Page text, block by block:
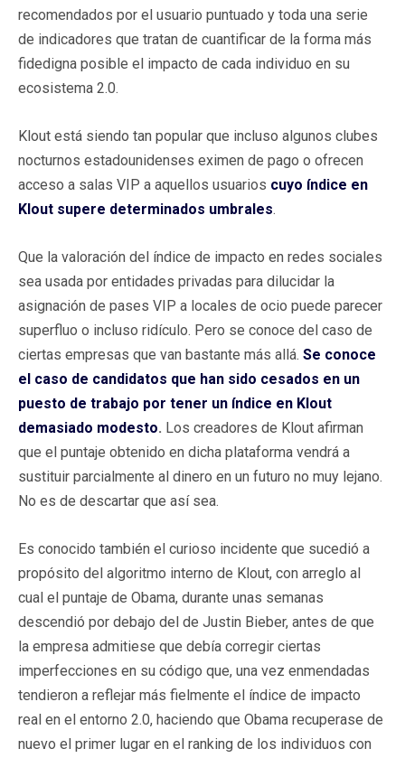
recomendados por el usuario puntuado y toda una serie
de indicadores que tratan de cuantificar de la forma más
fidedigna posible el impacto de cada individuo en su
ecosistema 2.0.
Klout está siendo tan popular que incluso algunos clubes
nocturnos estadounidenses eximen de pago o ofrecen
acceso a salas VIP a aquellos usuarios cuyo índice en
Klout supere determinados umbrales.
Que la valoración del índice de impacto en redes sociales
sea usada por entidades privadas para dilucidar la
asignación de pases VIP a locales de ocio puede parecer
superfluo o incluso ridículo. Pero se conoce del caso de
ciertas empresas que van bastante más allá. Se conoce
el caso de candidatos que han sido cesados en un
puesto de trabajo por tener un índice en Klout
demasiado modesto. Los creadores de Klout afirman
que el puntaje obtenido en dicha plataforma vendrá a
sustituir parcialmente al dinero en un futuro no muy lejano.
No es de descartar que así sea.
Es conocido también el curioso incidente que sucedió a
propósito del algoritmo interno de Klout, con arreglo al
cual el puntaje de Obama, durante unas semanas
descendió por debajo del de Justin Bieber, antes de que
la empresa admitiese que debía corregir ciertas
imperfecciones en su código que, una vez enmendadas
tendieron a reflejar más fielmente el índice de impacto
real en el entorno 2.0, haciendo que Obama recuperase de
nuevo el primer lugar en el ranking de los individuos con